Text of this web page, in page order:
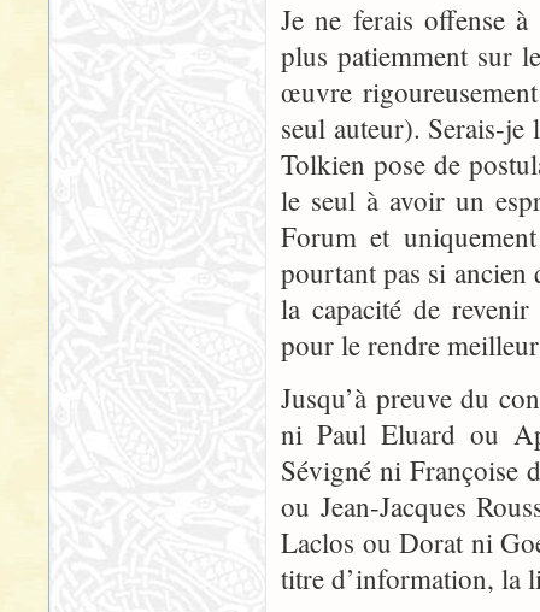
Je ne ferais offense
plus patiemment sur
œuvre
seul auteur). Serais-
Tolkien pose de
le seul à avoir un
Forum et
pourtant pas si
la capacité de
pour le rendre
Jusqu’à preuve du
ni Paul Eluard ou
Sévigné ni Françoise
ou Jean-Jacques
Laclos ou Dorat ni
titre d’information, la